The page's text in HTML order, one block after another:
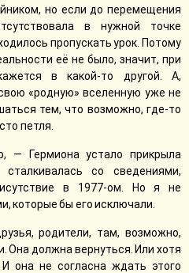
но если до перемещения
в нужной точке
пропускать урок. Потому
её не было, значит, при
в какой-то другой. А,
«родную» вселенную уже не
тем, что возможно, где-то
петля.
— Гермиона устало прикрыла
со сведениями,
в 1977-ом. Но я не
которые бы его исключали.
родители, там, возможно,
Она должна вернуться. Или хотя
она не согласна ждать этого